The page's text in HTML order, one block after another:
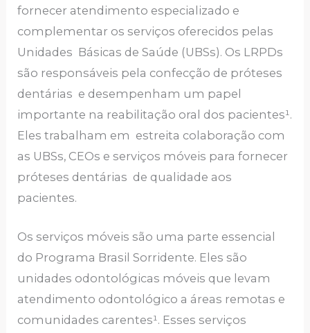
fornecer atendimento especializado e
complementar os serviços oferecidos pelas
Unidades Básicas de Saúde (UBSs). Os LRPDs
são responsáveis pela confecção de próteses
dentárias e desempenham um papel
importante na reabilitação oral dos pacientes¹.
Eles trabalham em estreita colaboração com
as UBSs, CEOs e serviços móveis para fornecer
próteses dentárias de qualidade aos
pacientes.
Os serviços móveis são uma parte essencial
do Programa Brasil Sorridente. Eles são
unidades odontológicas móveis que levam
atendimento odontológico a áreas remotas e
comunidades carentes¹. Esses serviços